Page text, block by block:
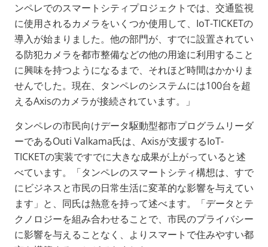
ンペレでのスマートシティプロジェクトでは、交通監視
に使用されるカメラをいくつか使用して、IoT-TICKETの
導入が始まりました。他の部門が、すでに設置されてい
る防犯カメラを都市整備などの他の用途に利用すること
に興味を持つようになるまで、それほど時間はかかりま
せんでした。現在、タンペレのシステムには100台を超
えるAxisのカメラが接続されています。」
タンペレの市民向けデータ駆動型都市プログラムリーダ
ーであるOuti Valkama氏は、Axisが支援するIoT-
TICKETの実装ですでに大きな成果が上がっていると述
べています。「タンペレのスマートシティ構想は、すで
にビジネスと市民の日常生活に変革的な影響を与えてい
ます」と、同氏は熱意を持って述べます。「データとテ
クノロジーを組み合わせることで、市民のプライバシー
に影響を与えることなく、よりスマートで住みやすい都